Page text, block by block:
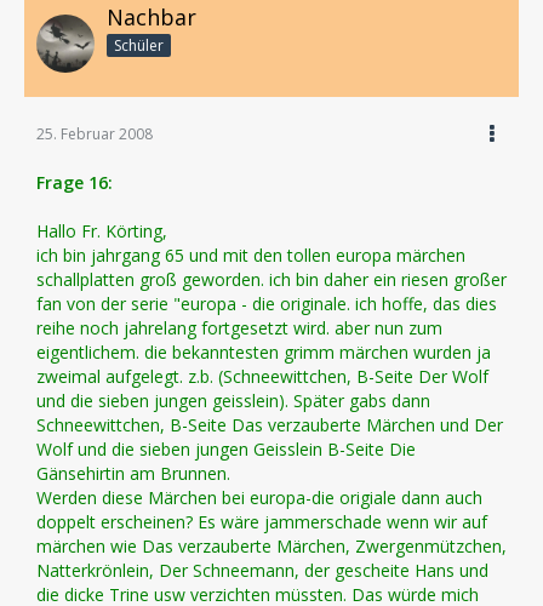
Nachbar
Schüler
25. Februar 2008
Frage 16:
Hallo Fr. Körting,
ich bin jahrgang 65 und mit den tollen europa märchen
schallplatten groß geworden. ich bin daher ein riesen großer
fan von der serie "europa - die originale. ich hoffe, das dies
reihe noch jahrelang fortgesetzt wird. aber nun zum
eigentlichem. die bekanntesten grimm märchen wurden ja
zweimal aufgelegt. z.b. (Schneewittchen, B-Seite Der Wolf
und die sieben jungen geisslein). Später gabs dann
Schneewittchen, B-Seite Das verzauberte Märchen und Der
Wolf und die sieben jungen Geisslein B-Seite Die
Gänsehirtin am Brunnen.
Werden diese Märchen bei europa-die origiale dann auch
doppelt erscheinen? Es wäre jammerschade wenn wir auf
märchen wie Das verzauberte Märchen, Zwergenmützchen,
Natterkrönlein, Der Schneemann, der gescheite Hans und
die dicke Trine usw verzichten müssten. Das würde mich